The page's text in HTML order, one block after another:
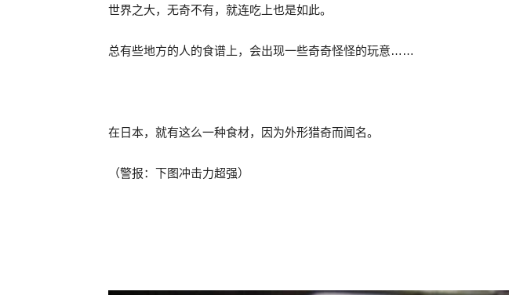
世界之大，无奇不有，就连吃上也是如此。
总有些地方的人的食谱上，会出现一些奇奇怪怪的玩意……
在日本，就有这么一种食材，因为外形猎奇而闻名。
（警报：下图冲击力超强）